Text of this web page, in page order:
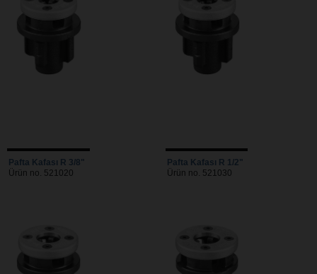
Pafta Kafası R 3/8"
Ürün no. 521020
Pafta Kafası R 1/2"
Ürün no. 521030